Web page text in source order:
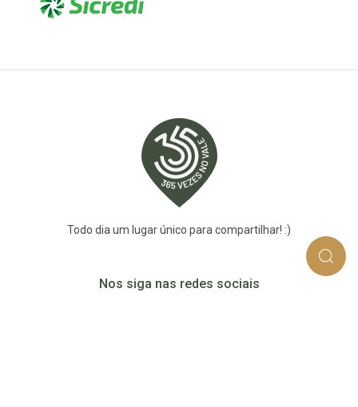
Todo dia um lugar único para compartilhar! :)
Nos siga nas redes sociais